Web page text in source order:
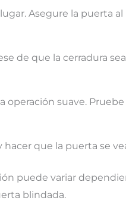
Asegure la puerta
de que la cerradura
operación suave.
que la puerta se
puede variar
blindada.